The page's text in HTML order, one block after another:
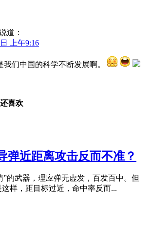
道：
上午9:16
我们中国的科学不断发展啊。
喜欢
弹近距离攻击反而不准？
”的武器，理应弹无虚发，百发百中。但
样，距目标过近，命中率反而...